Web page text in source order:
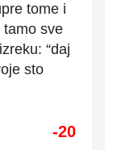
tome i
tamo sve
“daj
sto
-20